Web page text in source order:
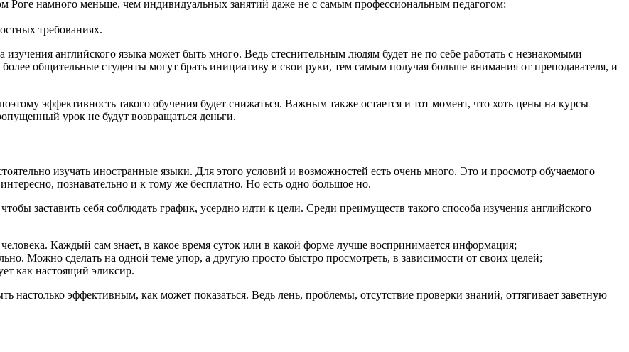
Роге намного меньше, чем индивидуальных занятий даже не с самым профессиональным педагогом;
требованиях.
изучения английского языка может быть много. Ведь стеснительным людям будет не по себе работать с незнакомыми
общительные студенты могут брать инициативу в свои руки, тем самым получая больше внимания от преподавателя, и
эффективность такого обучения будет снижаться. Важным также остается и тот момент, что хоть цены на курсы
урок не будут возвращаться деньги.
изучать иностранные языки. Для этого условий и возможностей есть очень много. Это и просмотр обучаемого
познавательно и к тому же бесплатно. Но есть одно большое но.
заставить себя соблюдать график, усердно идти к цели. Среди преимуществ такого способа изучения английского
Каждый сам знает, в какое время суток или в какой форме лучше воспринимается информация;
Можно сделать на одной теме упор, а другую просто быстро просмотреть, в зависимости от своих целей;
как настоящий эликсир.
настолько эффективным, как может показаться. Ведь лень, проблемы, отсутствие проверки знаний, оттягивает заветную